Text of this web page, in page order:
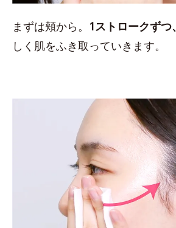
まずは頬から。 1ストロークずつ
しく肌をふき取っていきます。